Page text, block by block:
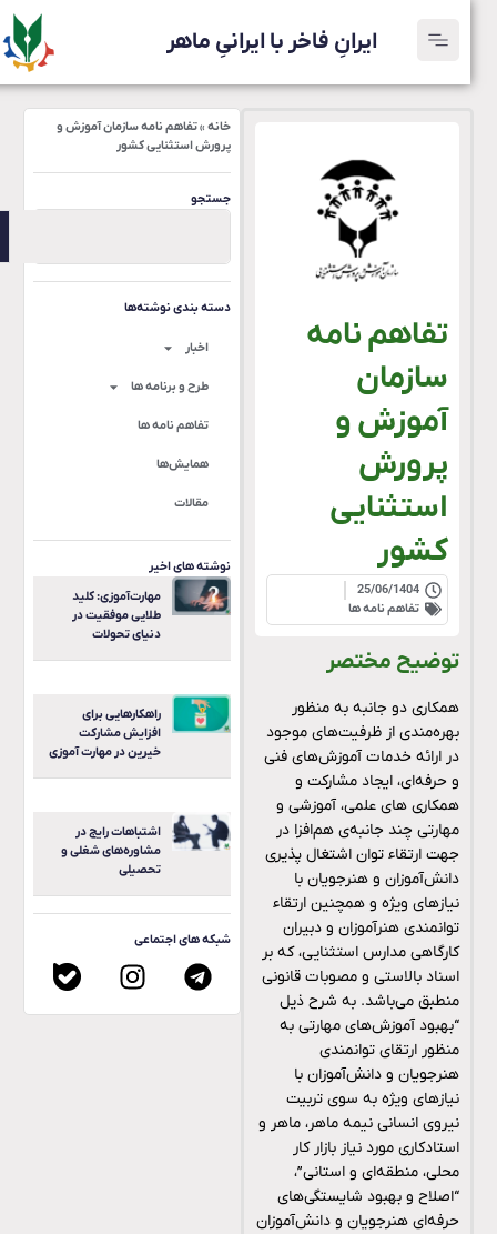
ایرانِ فاخر با ایرانیِ ماهر
تفاهم نامه
سازمان
آموزش و
پرورش
استثنایی
کشور
25/06/1404
تفاهم نامه ها
توضیح مختصر
همکاری دو جانبه به منظور
بهره‌مندی از ظرفیت‌های موجود
در ارائه خدمات آموزش‌های فنی
و حرفه‌ای، ایجاد مشارکت و
همکاری ‌های علمی، آموزشی و
مهارتی چند جانبه‌ی هم‌افزا در
جهت ارتقاء توان اشتغال‌ پذیری
دانش‌آموزان و هنرجویان با
نیازهای ویژه و همچنین ارتقاء
توانمندی هنرآموزان و دبیران
کارگاهی مدارس استثنایی، که بر
اسناد بالاستی و مصوبات قانونی
منطبق می‌باشد. به شرح ذیل
“بهبود آموزش‌های مهارتی به
منظور ارتقای توانمندی
هنرجویان و دانش‌آموزان با
نیازهای ویژه به سوی تربیت
نیروی انسانی نیمه ماهر، ماهر و
استادکاری مورد نیاز بازار کار
محلی، منطقه‌ای و استانی”،
“اصلاح و بهبود شایستگی‌های
حرفه‌ای هنرجویان و دانش‌آموزان
»تفاهم نامه سازمان آموزش و
پرورش استثنایی کشور
جستجو
دسته بندی نوشته‌ها
طرح و برنامه ها
تفاهم نامه ها
همایش‌ها
مقالات
نوشته های اخیر
مهارت‌آموزی: کلید
طلایی موفقیت در
دنیای تحولات
راهکارهایی برای
افزایش مشارکت
خیرین در مهارت آموزی
اشتباهات رایج در
مشاوره‌های شغلی و
تحصیلی
شبکه های اجتماعی